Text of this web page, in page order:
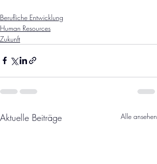
Berufliche Entwicklung
Human Resources
Zukunft
Aktuelle Beiträge Alle ansehen